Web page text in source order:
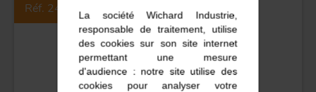
Réf. 2490
La société Wichard Industrie,
responsable de traitement, utilise
des cookies sur son site internet
permettant une mesure
d'audience : notre site utilise des
cookies pour analyser votre